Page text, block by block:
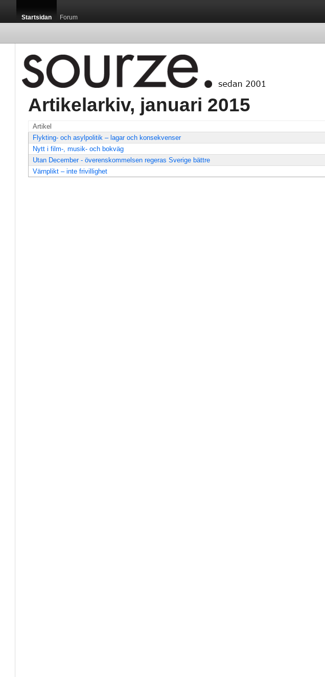
Startsidan Forum
Artikelarkiv, januari 2015
Artikel
Flykting- och asylpolitik – lagar och konsekvenser
Nytt i film-, musik- och bokväg
Utan December - överenskommelsen regeras Sverige bättre
Värnplikt – inte frivillighet